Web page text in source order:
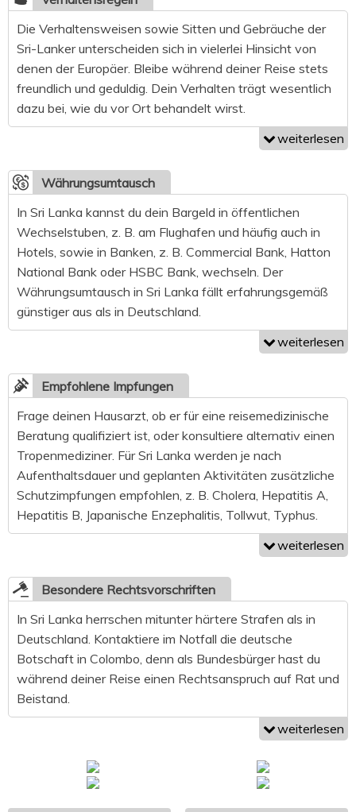
Die Verhaltensweisen sowie Sitten und Gebräuche der
Sri-Lanker unterscheiden sich in vielerlei Hinsicht von
denen der Europäer. Bleibe während deiner Reise stets
freundlich und geduldig. Dein Verhalten trägt wesentlich
dazu bei, wie du vor Ort behandelt wirst.
weiterlesen
Währungsumtausch
In Sri Lanka kannst du dein Bargeld in öffentlichen
Wechselstuben, z. B. am Flughafen und häufig auch in
Hotels, sowie in Banken, z. B. Commercial Bank, Hatton
National Bank oder HSBC Bank, wechseln. Der
Währungsumtausch in Sri Lanka fällt erfahrungsgemäß
günstiger aus als in Deutschland.
weiterlesen
Empfohlene Impfungen
Frage deinen Hausarzt, ob er für eine reisemedizinische
Beratung qualifiziert ist, oder konsultiere alternativ einen
Tropenmediziner. Für Sri Lanka werden je nach
Aufenthaltsdauer und geplanten Aktivitäten zusätzliche
Schutzimpfungen empfohlen, z. B. Cholera, Hepatitis A,
Hepatitis B, Japanische Enzephalitis, Tollwut, Typhus.
weiterlesen
Besondere Rechtsvorschriften
In Sri Lanka herrschen mitunter härtere Strafen als in
Deutschland. Kontaktiere im Notfall die deutsche
Botschaft in Colombo, denn als Bundesbürger hast du
während deiner Reise einen Rechtsanspruch auf Rat und
Beistand.
weiterlesen